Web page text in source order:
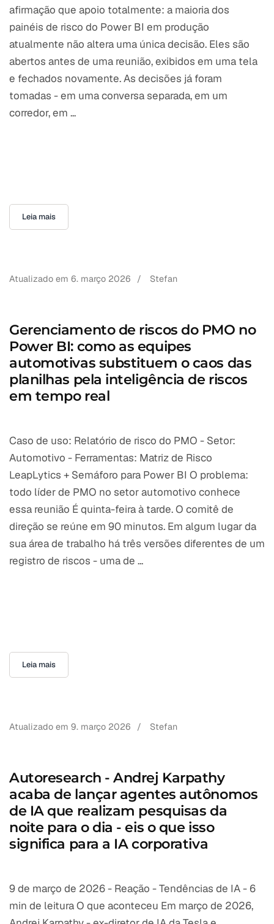
afirmação que apoio totalmente: a maioria dos
painéis de risco do Power BI em produção
atualmente não altera uma única decisão. Eles são
abertos antes de uma reunião, exibidos em uma tela
e fechados novamente. As decisões já foram
tomadas - em uma conversa separada, em um
corredor, em ...
Leia mais
Atualizado em 6. março 2026 / Stefan
Gerenciamento de riscos do PMO no
Power BI: como as equipes
automotivas substituem o caos das
planilhas pela inteligência de riscos
em tempo real
Caso de uso: Relatório de risco do PMO - Setor:
Automotivo - Ferramentas: Matriz de Risco
LeapLytics + Semáforo para Power BI O problema:
todo líder de PMO no setor automotivo conhece
essa reunião É quinta-feira à tarde. O comitê de
direção se reúne em 90 minutos. Em algum lugar da
sua área de trabalho há três versões diferentes de um
registro de riscos - uma de ...
Leia mais
Atualizado em 9. março 2026 / Stefan
Autoresearch - Andrej Karpathy
acaba de lançar agentes autônomos
de IA que realizam pesquisas da
noite para o dia - eis o que isso
significa para a IA corporativa
9 de março de 2026 - Reação - Tendências de IA - 6
min de leitura O que aconteceu Em março de 2026,